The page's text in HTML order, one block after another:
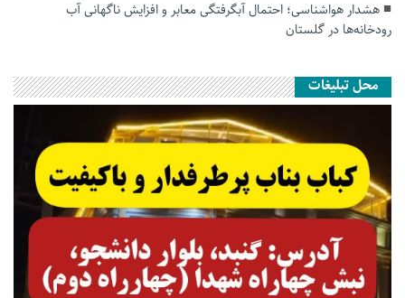
هشدار هواشناسی؛ احتمال آبگرفتگی معابر و افزایش ناگهانی آب
رودخانه‌ها در گلستان
محل تبلیغات